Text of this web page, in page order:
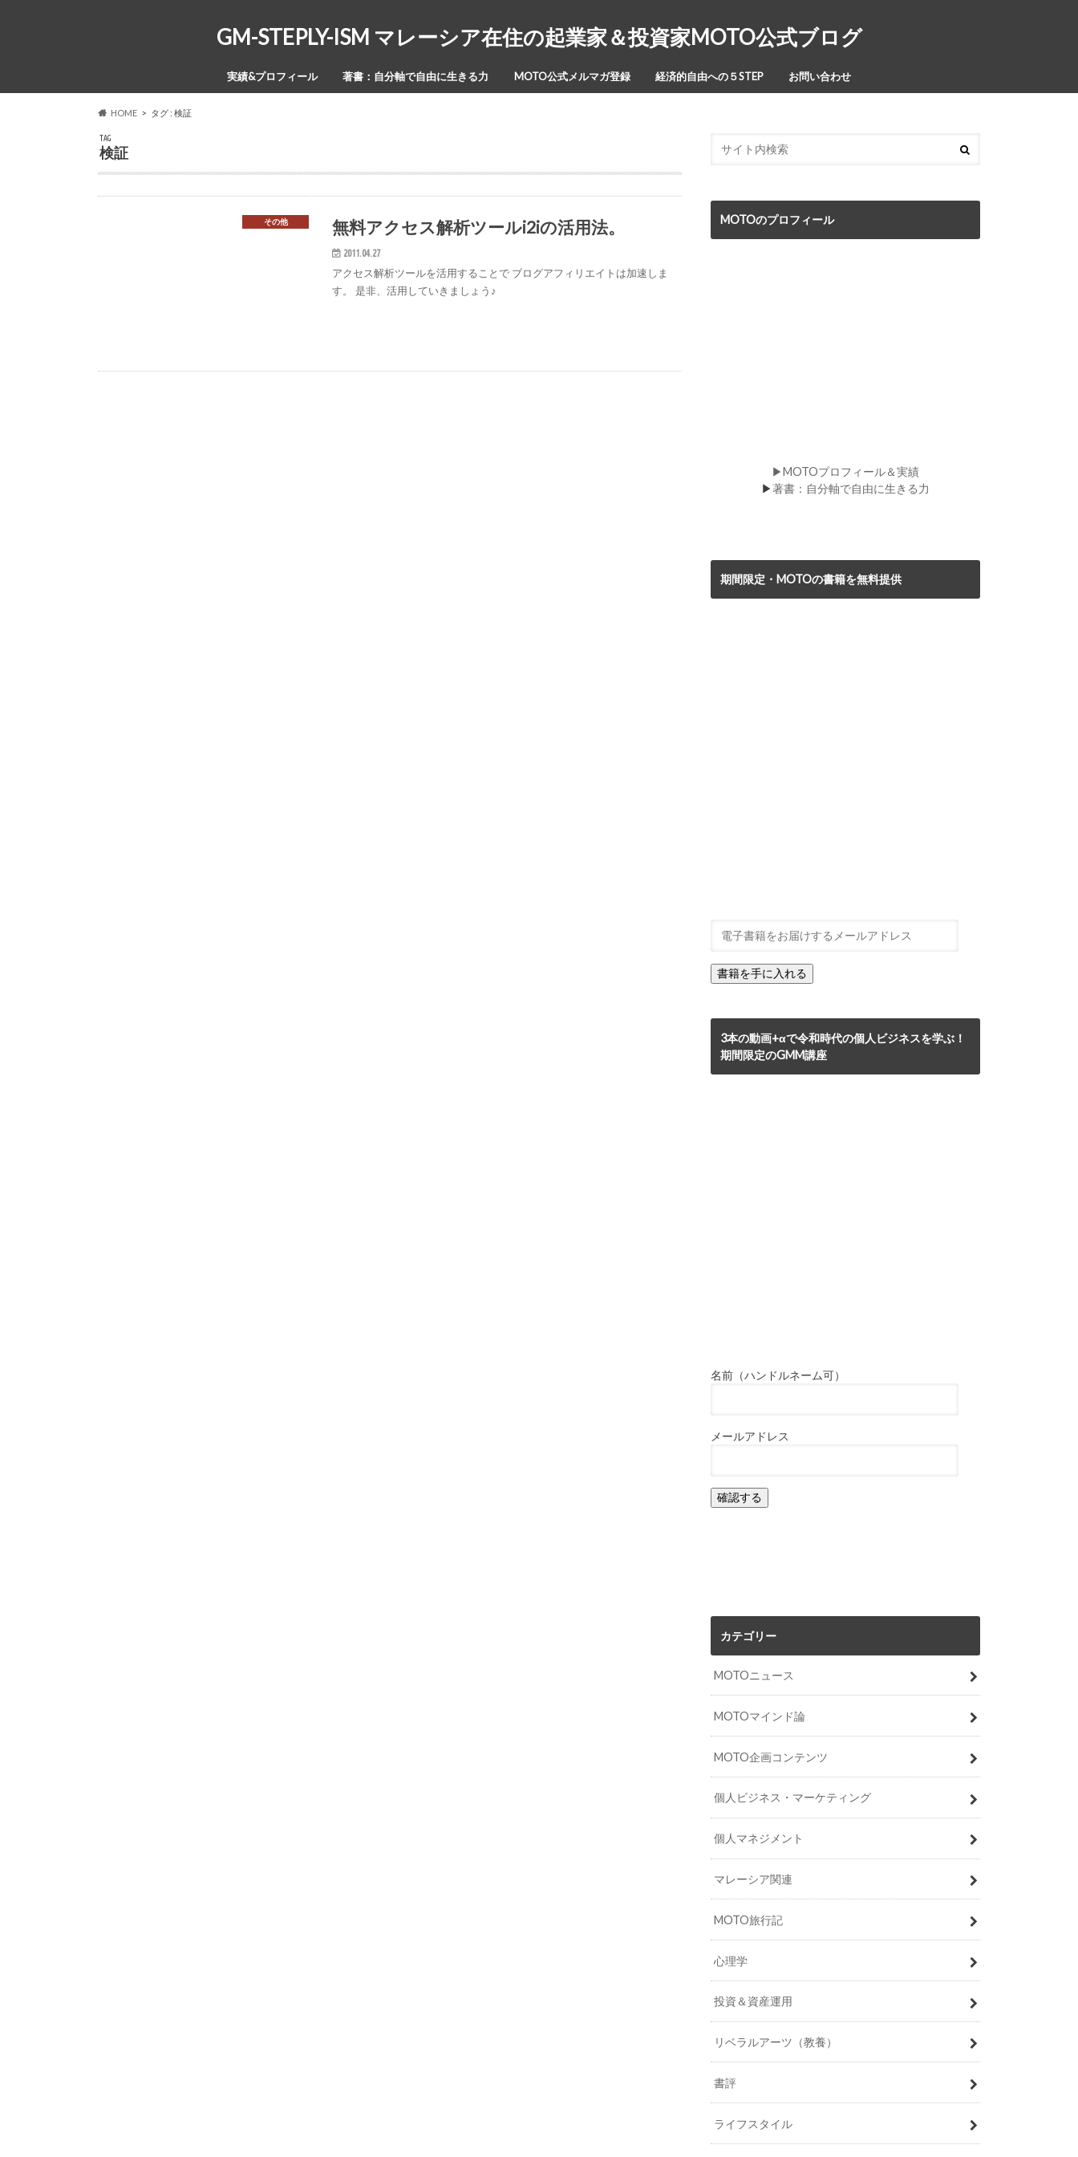
GM-STEPLY-ISM マレーシア在住の起業家＆投資家MOTO公式ブログ
実績&プロフィール 著書：自分軸で自由に生きる力 MOTO公式メルマガ登録 経済的自由への５STEP お問い合わせ
HOME タグ : 検証
TAG
検証
その他 無料アクセス解析ツールi2iの活用法。
2011.04.27
アクセス解析ツールを活用することで ブログアフィリエイトは加速しま
す。 是非、活用していきましょう♪
MOTOのプロフィール
▶MOTOプロフィール＆実績
▶著書：自分軸で自由に生きる力
期間限定・MOTOの書籍を無料提供
3本の動画+αで令和時代の個人ビジネスを学ぶ！
期間限定のGMM講座
名前（ハンドルネーム可）
メールアドレス
カテゴリー
MOTOニュース
MOTOマインド論
MOTO企画コンテンツ
個人ビジネス・マーケティング
個人マネジメント
マレーシア関連
MOTO旅行記
心理学
投資＆資産運用
リベラルアーツ（教養）
書評
ライフスタイル